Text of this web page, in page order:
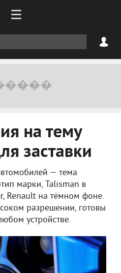
на тему
заставки
— тема
марки, Talisman в
Renault на тёмном фоне.
разрешении, готовы
устройстве.